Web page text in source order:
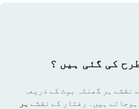
کی گئی ہیں ؟
نقشے ہر گھنٹہ بوٹ کے ذریعہ
ہیں۔ رفتار کے نقشے ہر